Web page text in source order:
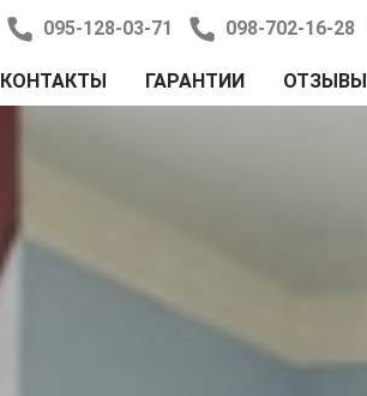
095-128-03-71 098-702-16-28
КОНТАКТЫ ГАРАНТИИ ОТЗЫВЫ